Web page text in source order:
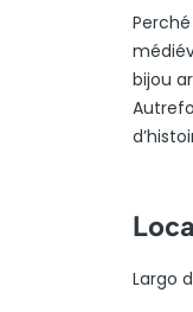
bijou
Largo